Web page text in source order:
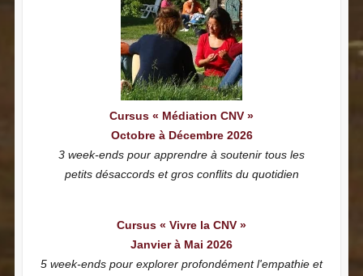
Cursus « Médiation CNV »
Octobre à Décembre 2026
3 week-ends pour apprendre à soutenir tous les
petits désaccords et gros conflits du quotidien
Cursus « Vivre la CNV »
Janvier à Mai 2026
5 week-ends pour explorer profondément l'empathie et